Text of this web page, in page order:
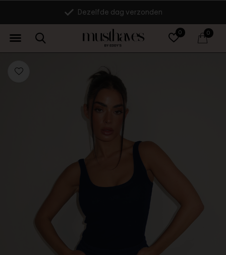
0 0
Dezelfde dag verzonden